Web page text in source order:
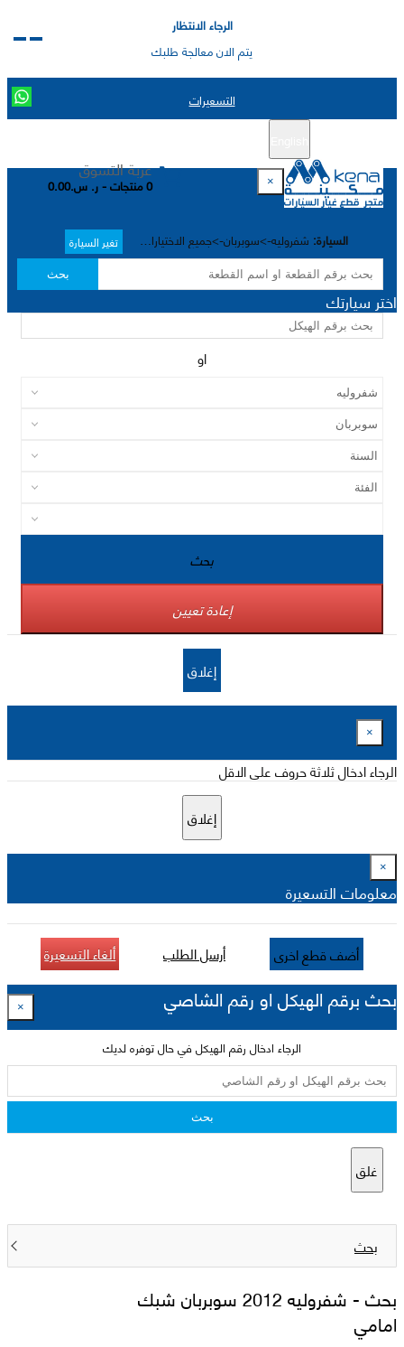
الرجاء الانتظار
يتم الان معالجة طلبك
التسعيرات
عربة التسوق
0 منتجات - ر. س.0.00
السيارة: شفروليه->سوبربان->جميع الاختيارات-> تغير السيارة
بحث
×
اختر سيارتك
او
بحث
إعادة تعيين
إغلاق
×
الرجاء ادخال ثلاثة حروف على الاقل
إغلاق
×
معلومات التسعيرة
أضف قطع اخرى أرسل الطلب ألغاء التسعيرة
بحث برقم الهيكل او رقم الشاصي ×
الرجاء ادخال رقم الهيكل في حال توفره لديك
بحث
غلق
بحث
بحث - شفروليه 2012 سوبربان شبك
امامي